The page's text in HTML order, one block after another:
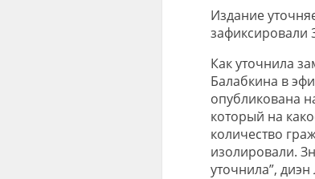
Издание
зафиксировали
Как уточнила
Балабкина в
опубликована
который на
количество
изолировали.
уточнила”,